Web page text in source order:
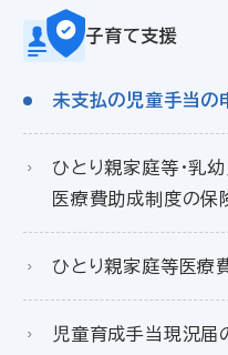
子育て支援
未支払の児童手当の
ひとり親家庭等・乳
医療費助成制度の保
ひとり親家庭等医
児童育成手当現況届